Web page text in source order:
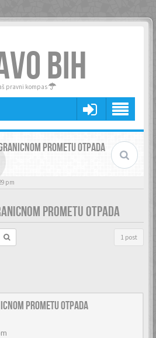
BIH
pravni kompas
PROMETU OTPADA
pm
PROMETU OTPADA
1 post
prometu otpada